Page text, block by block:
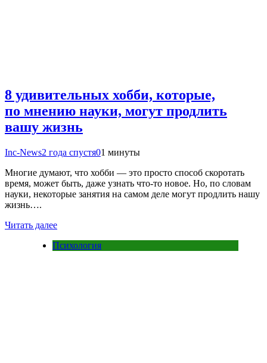
8 удивительных хобби, которые,
по мнению науки, могут продлить
вашу жизнь
Inc-News2 года спустя01 минуты
Многие думают, что хобби — это просто способ скоротать
время, может быть, даже узнать что-то новое. Но, по словам
науки, некоторые занятия на самом деле могут продлить нашу
жизнь….
Читать далее
Психология